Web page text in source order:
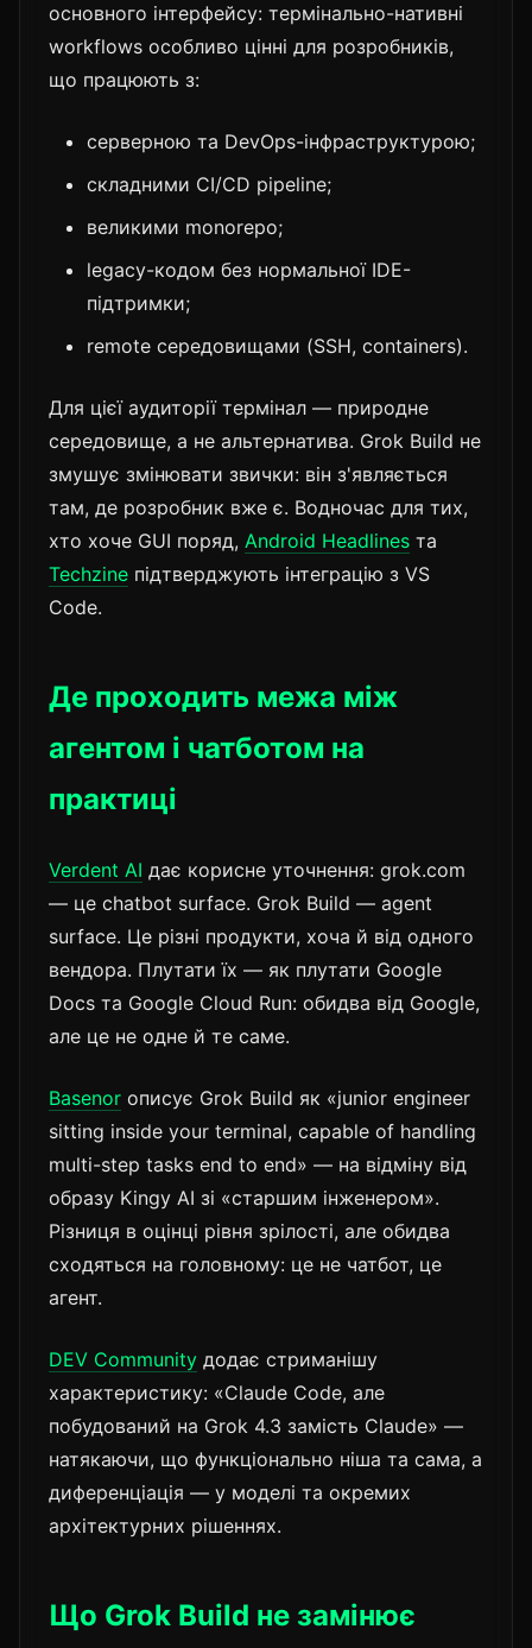
основного інтерфейсу: термінально-нативні
workflows особливо цінні для розробників,
що працюють з:
серверною та DevOps-інфраструктурою;
складними CI/CD pipeline;
великими monorepo;
legacy-кодом без нормальної IDE-
підтримки;
remote середовищами (SSH, containers).
Для цієї аудиторії термінал — природне
середовище, а не альтернатива. Grok Build не
змушує змінювати звички: він з'являється
там, де розробник вже є. Водночас для тих,
хто хоче GUI поряд, Android Headlines та
Techzine підтверджують інтеграцію з VS
Code.
Де проходить межа між
агентом і чатботом на
практиці
Verdent AI дає корисне уточнення: grok.com
— це chatbot surface. Grok Build — agent
surface. Це різні продукти, хоча й від одного
вендора. Плутати їх — як плутати Google
Docs та Google Cloud Run: обидва від Google,
але це не одне й те саме.
Basenor описує Grok Build як «junior engineer
sitting inside your terminal, capable of handling
multi-step tasks end to end» — на відміну від
образу Kingy AI зі «старшим інженером».
Різниця в оцінці рівня зрілості, але обидва
сходяться на головному: це не чатбот, це
агент.
DEV Community додає стриманішу
характеристику: «Claude Code, але
побудований на Grok 4.3 замість Claude» —
натякаючи, що функціонально ніша та сама, а
диференціація — у моделі та окремих
архітектурних рішеннях.
Що Grok Build не замінює